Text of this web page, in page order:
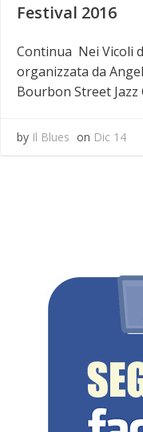
Festival 2016
Continua Nei Vicoli
organizzata da
Bourbon Street Jazz
by Il Blues on Dic 14